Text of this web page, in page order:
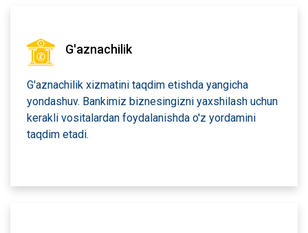
G'aznachilik
G'aznachilik xizmatini taqdim etishda yangicha
yondashuv. Bankimiz biznesingizni yaxshilash uchun
kerakli vositalardan foydalanishda o'z yordamini
taqdim etadi.